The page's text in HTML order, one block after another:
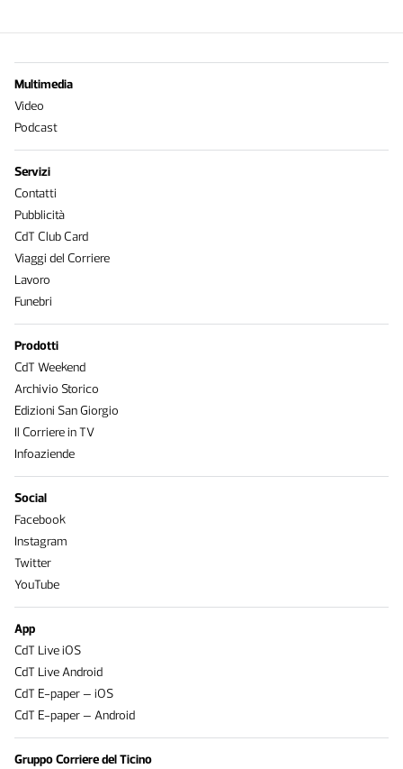
Multimedia
Video
Podcast
Servizi
Contatti
Pubblicità
CdT Club Card
Viaggi del Corriere
Lavoro
Funebri
Prodotti
CdT Weekend
Archivio Storico
Edizioni San Giorgio
Il Corriere in TV
Infoaziende
Social
Facebook
Instagram
Twitter
YouTube
App
CdT Live iOS
CdT Live Android
CdT E-paper – iOS
CdT E-paper – Android
Gruppo Corriere del Ticino